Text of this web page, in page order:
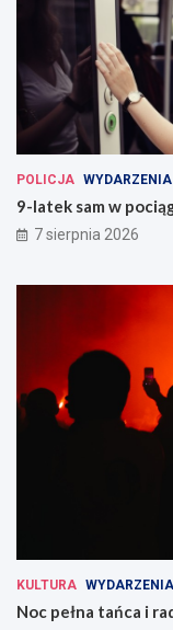
POLICJA WYDARZENIA
9-latek sam w
7 sierpnia 2026
KULTURA WYDARZENIA
Noc pełna tańca i